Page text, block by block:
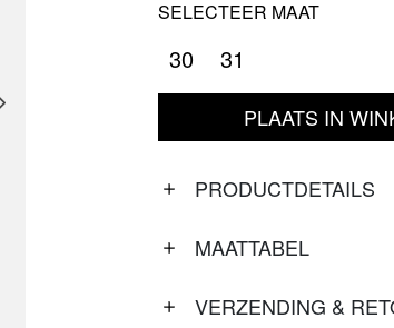
SELECTEER MAAT
30 31
PLAATS IN
PRODUCTDETAILS
MAATTABEL
VERZENDING &